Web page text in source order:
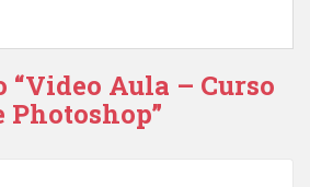
“Video Aula – Curso